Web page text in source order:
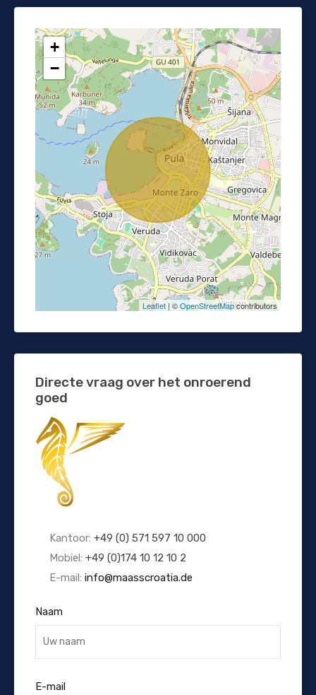
+
−
Leaflet | ©OpenStreetMapcontributors
Directe vraag over het onroerend
goed
Kantoor: +49 (0) 571 597 10 000
Mobiel: +49 (0)174 10 12 10 2
E-mail: info@maasscroatia.de
Naam
E-mail